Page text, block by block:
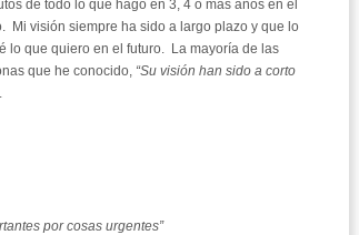
de todo lo que hago en 3, 4 o más años en el
Mi visión siempre ha sido a largo plazo y que lo
lo que quiero en el futuro. La mayoría de las
que he conocido, “Su visión han sido a corto
por cosas urgentes”